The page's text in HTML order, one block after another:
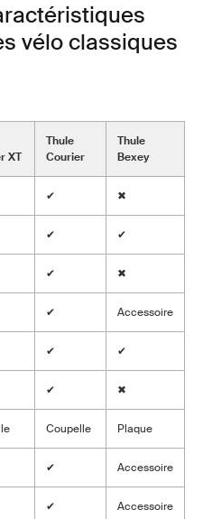
vélo classiques
XT
Thule
Courier
Thule
Bexey
✔ ✖
✔ ✔
✔ ✖
✔ Accessoire
✔ ✔
✔ ✖
Coupelle Plaque
✔ Accessoire
✔ Accessoire